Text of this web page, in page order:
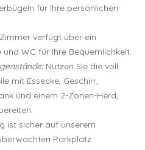
für Ihre persönlichen
verfügt über ein
WC für Ihre Bequemlichkeit.
Nutzen Sie die voll
mit Essecke, Geschirr,
und einem 2-Zonen-Herd,
ist sicher auf unserem
Parkplatz